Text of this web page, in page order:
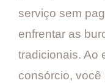
serviço sem
enfrentar as
tradicionais. Ao
consórcio,